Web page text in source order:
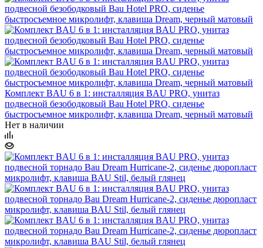
Комплект BAU 6 в 1: инсталляция BAU PRO, унитаз
подвесной безободковый Bau Hotel PRO, сиденье
быстросъемное микролифт, клавиша Dream, черный матовый
Нет в наличии